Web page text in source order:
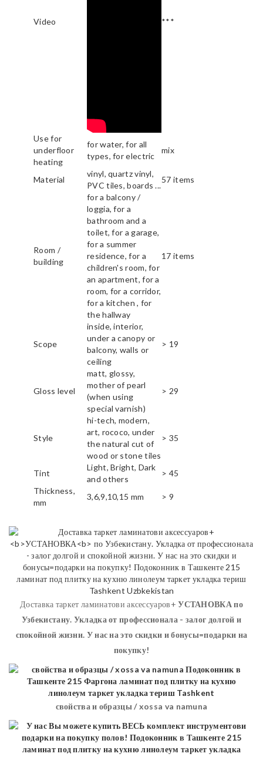
Video ***
Use for
underfloor
heating
for water, for all
types, for electric
mix
Material
vinyl, quartz vinyl,
PVC tiles, boards ...
57 items
Room /
building
for a balcony /
loggia, for a
bathroom and a
toilet, for a garage,
for a summer
residence, for a
children's room, for
an apartment, for a
room, for a corridor,
for a kitchen , for
the hallway
17 items
Scope
inside, interior,
under a canopy or
balcony, walls or
ceiling
> 19
Gloss level
matt, glossy,
mother of pearl
(when using
special varnish)
> 29
Style
hi-tech, modern,
art, rococo, under
the natural cut of
wood or stone tiles
> 35
Tint
Light, Bright, Dark
and others
> 45
Thickness,
mm
3,6,9,10,15 mm > 9
Доставка таркет ламинатови аксессуаров+УСТАНОВКАпо
Узбекистану. Укладка от профессионала - залог долгой и
спокойной жизни. У нас на это скидки и бонусы=подарки на
покупку!
свойства и образцы / xossa va namuna